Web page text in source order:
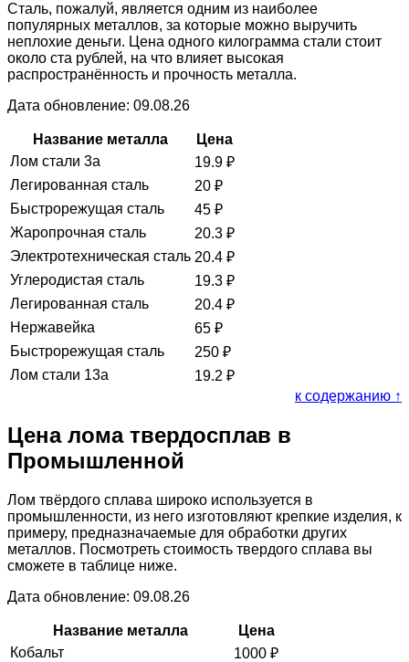
Сталь, пожалуй, является одним из наиболее
популярных металлов, за которые можно выручить
неплохие деньги. Цена одного килограмма стали стоит
около ста рублей, на что влияет высокая
распространённость и прочность металла.
Дата обновление: 09.08.26
Название металла
Цена
Лом стали 3а
19.9 ₽
Легированная сталь
20 ₽
Быстрорежущая сталь
45 ₽
Жаропрочная сталь
20.3 ₽
Электротехническая сталь 20.4 ₽
Углеродистая сталь
19.3 ₽
Легированная сталь
20.4 ₽
Нержавейка
65 ₽
Быстрорежущая сталь
250 ₽
Лом стали 13а
19.2 ₽
к содержанию ↑
Цена лома твердосплав в
Промышленной
Лом твёрдого сплава широко используется в
промышленности, из него изготовляют крепкие изделия, к
примеру, предназначаемые для обработки других
металлов. Посмотреть стоимость твердого сплава вы
сможете в таблице ниже.
Дата обновление: 09.08.26
Название металла
Цена
Кобальт
1000 ₽